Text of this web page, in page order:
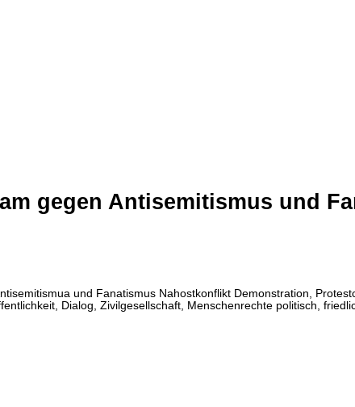
gegen Antisemitismus und
und Fanatismus Nahostkonflikt Demonstration,
Dialog, Zivilgesellschaft, Menschenrechte politisch,